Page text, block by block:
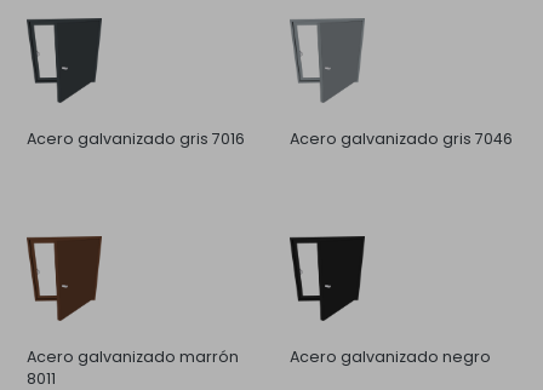
Acero galvanizado gris 7016 Acero galvanizado gris 7046
Acero galvanizado marrón
8011
Acero galvanizado negro